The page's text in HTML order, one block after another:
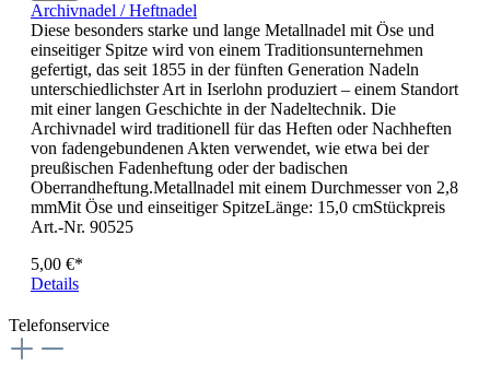
Archivnadel / Heftnadel
Diese besonders starke und lange Metallnadel mit Öse und
einseitiger Spitze wird von einem Traditionsunternehmen
gefertigt, das seit 1855 in der fünften Generation Nadeln
unterschiedlichster Art in Iserlohn produziert – einem Standort
mit einer langen Geschichte in der Nadeltechnik. Die
Archivnadel wird traditionell für das Heften oder Nachheften
von fadengebundenen Akten verwendet, wie etwa bei der
preußischen Fadenheftung oder der badischen
Oberrandheftung.Metallnadel mit einem Durchmesser von 2,8
mmMit Öse und einseitiger SpitzeLänge: 15,0 cmStückpreis
Art.-Nr. 90525
5,00 €*
Details
Telefonservice